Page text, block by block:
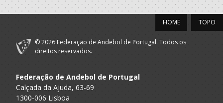
A.A. Porto
Futebol Clube
Gaia
Juniores M / Seniores M
Selecções
Nacionais
TOPO
HOME
© 2026 Federação de Andebol de Portugal. Todos os
direitos reservados.
Federação de Andebol de Portugal
Calçada da Ajuda, 63-69
1300-006 Lisboa